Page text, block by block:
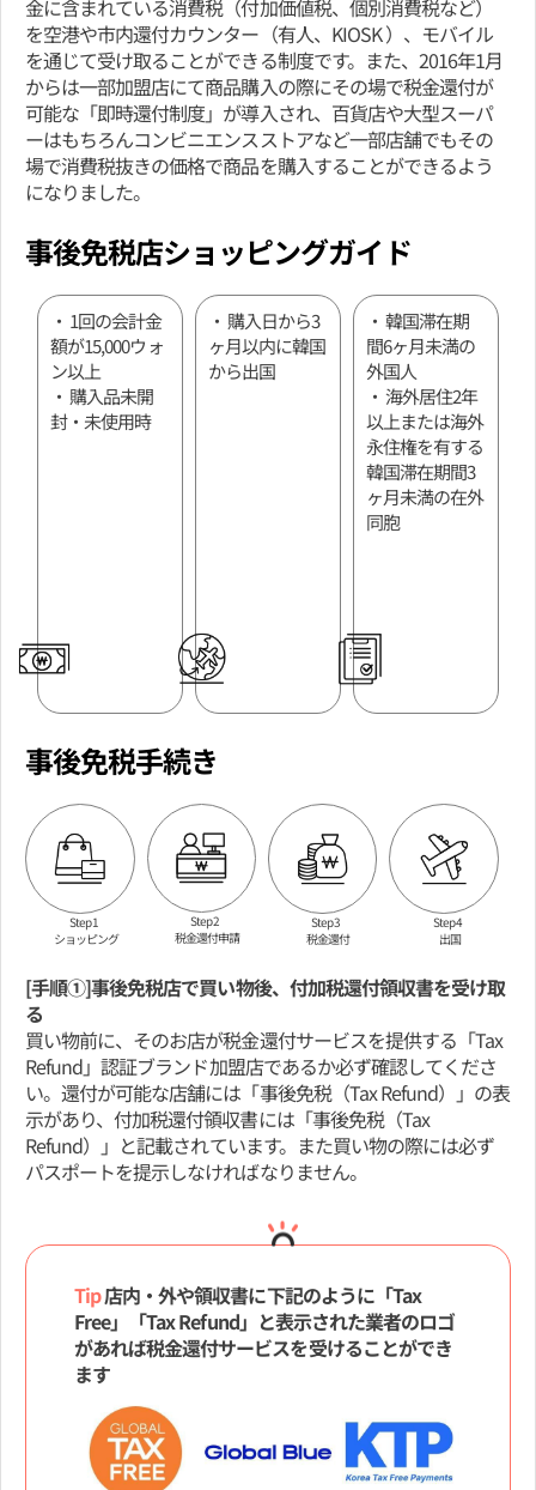
金に含まれている消費税（付加価値税、個別消費税など）
を空港や市内還付カウンター（有人、KIOSK ）、モバイル
を通じて受け取ることができる制度です。また、2016年1月
からは一部加盟店にて商品購入の際にその場で税金還付が
可能な「即時還付制度」が導入され、百貨店や大型スーパ
ーはもちろんコンビニエンスストアなど一部店舗でもその
場で消費税抜きの価格で商品を購入することができるよう
になりました。
事後免税店ショッピングガイド
・ 1回の会計金
額が15,000ウォ
ン以上
・ 購入品未開
封・未使用時
・ 購入日から3
ヶ月以内に韓国
から出国
・ 韓国滞在期
間6ヶ月未満の
外国人
・ 海外居住2年
以上または海外
永住権を有する
韓国滞在期間3
ヶ月未満の在外
同胞
事後免税手続き
Step 1
ショッピング
Step 2
税金還付申請
Step 3
税金還付
Step 4
出国
[手順①]事後免税店で買い物後、付加税還付領収書を受け取
る
買い物前に、そのお店が税金還付サービスを提供する「Tax
Refund」認証ブランド加盟店であるか必ず確認してくださ
い。還付が可能な店舗には「事後免税（Tax Refund）」の表
示があり、付加税還付領収書には「事後免税（Tax
Refund）」と記載されています。また買い物の際には必ず
パスポートを提示しなければなりません。
Tip店内・外や領収書に下記のように「Tax
Free」「Tax Refund」と表示された業者のロゴ
があれば税金還付サービスを受けることができ
ます